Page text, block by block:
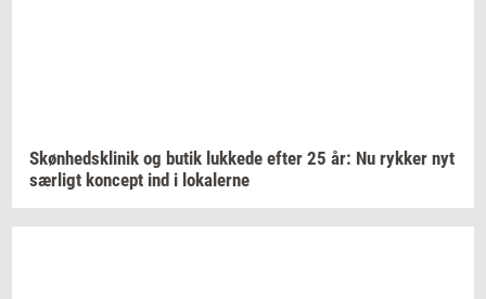
Skøn­heds­kli­nik og butik luk­ke­de efter 25 år: Nu ryk­ker nyt
sær­ligt kon­cept ind i lo­ka­ler­ne